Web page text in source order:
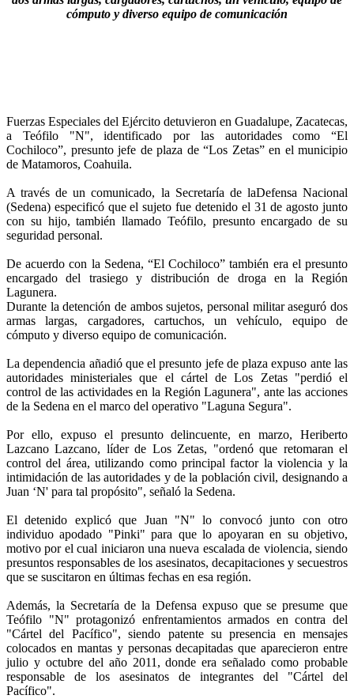
cómputo y diverso equipo de comunicación
Fuerzas Especiales del Ejército detuvieron en Guadalupe, Zacatecas,
a Teófilo "N", identificado por las autoridades como “El
Cochiloco”, presunto jefe de plaza de “Los Zetas” en el municipio
de Matamoros, Coahuila.
A través de un comunicado, la Secretaría de laDefensa Nacional
(Sedena) especificó que el sujeto fue detenido el 31 de agosto junto
con su hijo, también llamado Teófilo, presunto encargado de su
seguridad personal.
De acuerdo con la Sedena, “El Cochiloco” también era el presunto
encargado del trasiego y distribución de droga en la Región
Lagunera.
Durante la detención de ambos sujetos, personal militar aseguró dos
armas largas, cargadores, cartuchos, un vehículo, equipo de
cómputo y diverso equipo de comunicación.
La dependencia añadió que el presunto jefe de plaza expuso ante las
autoridades ministeriales que el cártel de Los Zetas "perdió el
control de las actividades en la Región Lagunera", ante las acciones
de la Sedena en el marco del operativo "Laguna Segura".
Por ello, expuso el presunto delincuente, en marzo, Heriberto
Lazcano Lazcano, líder de Los Zetas, "ordenó que retomaran el
control del área, utilizando como principal factor la violencia y la
intimidación de las autoridades y de la población civil, designando a
Juan ‘N' para tal propósito", señaló la Sedena.
El detenido explicó que Juan "N" lo convocó junto con otro
individuo apodado "Pinki" para que lo apoyaran en su objetivo,
motivo por el cual iniciaron una nueva escalada de violencia, siendo
presuntos responsables de los asesinatos, decapitaciones y secuestros
que se suscitaron en últimas fechas en esa región.
Además, la Secretaría de la Defensa expuso que se presume que
Teófilo "N" protagonizó enfrentamientos armados en contra del
"Cártel del Pacífico", siendo patente su presencia en mensajes
colocados en mantas y personas decapitadas que aparecieron entre
julio y octubre del año 2011, donde era señalado como probable
responsable de los asesinatos de integrantes del "Cártel del
Pacífico".